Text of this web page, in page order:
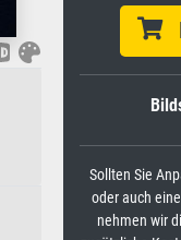
Sollten Sie
oder auch
nehmen wir